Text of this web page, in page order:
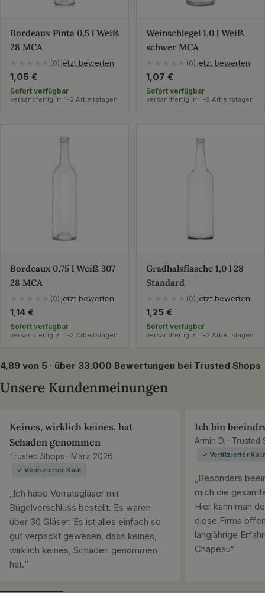
Bordeaux Pinta 0,5 l Weiß
28 MCA
(0) jetzt bewerten
Regulärer
Preis
1,05 €
Sofort verfügbar
versandfertig in: 1-2 Arbeitstagen
Weinschlegel 1,0 l Weiß
schwer MCA
(0) jetzt bewerten
Regulärer
Preis
1,07 €
Sofort verfügbar
versandfertig in: 1-2 Arbeitstagen
Bordeaux 0,75 l Weiß 307
28 MCA
(0) jetzt bewerten
Regulärer
Preis
1,14 €
Sofort verfügbar
versandfertig in: 1-2 Arbeitstagen
Gradhalsflasche 1,0 l 28
Standard
(0) jetzt bewerten
Regulärer
Preis
1,25 €
Sofort verfügbar
versandfertig in: 1-2 Arbeitstagen
4,89 von 5 · über 33.000 Bewertungen bei Trusted Shops
Unsere Kundenmeinungen
Keines, wirklich keines, hat
Schaden genommen
Trusted Shops · März 2026
✓ Verifizierter Kauf
„Ich habe Vorratsgläser mit
Bügelverschluss bestellt. Es waren
über 30 Gläser. Es ist alles einfach so
gut verpackt gewesen, dass keines,
wirklich keines, Schaden genommen
hat.“
Ich bin
Armin D. · Trusted
✓ Verifizierter
„Besonders
mich die
Hier kann man
diese Firma
langjährige
Chapeau“